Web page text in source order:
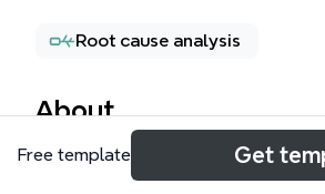
Root cause analysis
About
El mapa mental '8 Medición, Análisis
Free template Get